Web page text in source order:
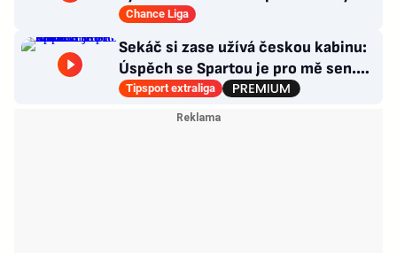
kabině bouřka
Chance Liga
Sekáč si zase užívá českou kabinu:
Úspěch se Spartou je pro mě sen.
Divoká léta ho stála NHL
Tipsport extraliga